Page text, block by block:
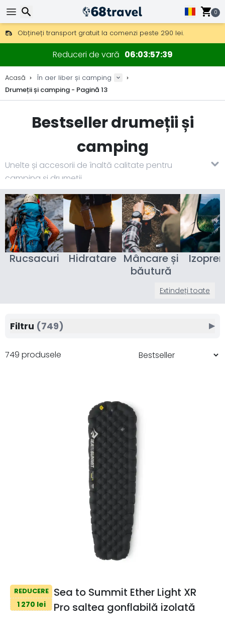
0
Obțineți transport gratuit la comenzi peste 290 lei.
DHL Express peste noapte, de asemenea, disponibil.
30 zile pentru retur, 90 zile pentru hărți din lemn și decorațiuni.
Reduceri de vară 06 03 57 37
Acasă
În aer liber și camping
Drumeții și camping - Pagină 13
Bestseller drumeții și
camping
Unelte și accesorii de înaltă calitate pentru
camping și drumeții.
Rucsacuri Hidratare Mâncare și
băutură
Extindeți toate
749 produsele
REDUCERE
1 270 lei
Sea to Summit Ether Light XR
Pro saltea gonflabilă izolată
Filtru (749) ▶
Căutare